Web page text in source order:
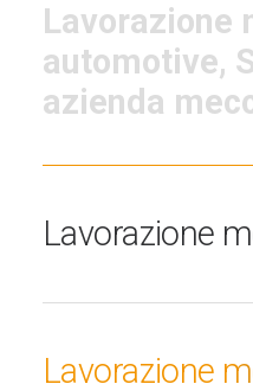
Lavorazione
automotive,
azienda
Lavorazione
Lavorazione